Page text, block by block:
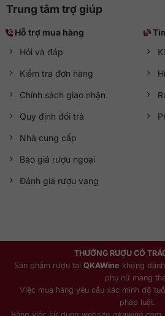
Trung tâm trợ giúp
Hỗ trợ mua hàng
Hỏi và đáp
Kiểm tra đơn hàng
Chính sách giao nhận
Quy định đổi trả
Nhà cung cấp
Báo giá rượu ngoại
Đánh giá rượu vang
THƯỞNG RƯỢU CÓ
Sản phẩm rượu tại QKAWine không
phụ nữ mang
Việc mua hàng yêu cầu xác minh độ
pháp luật.